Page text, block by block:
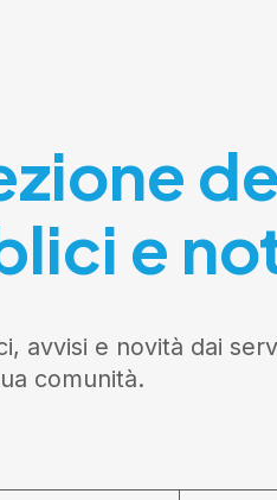
e
avvisi e novità dai
comunità.